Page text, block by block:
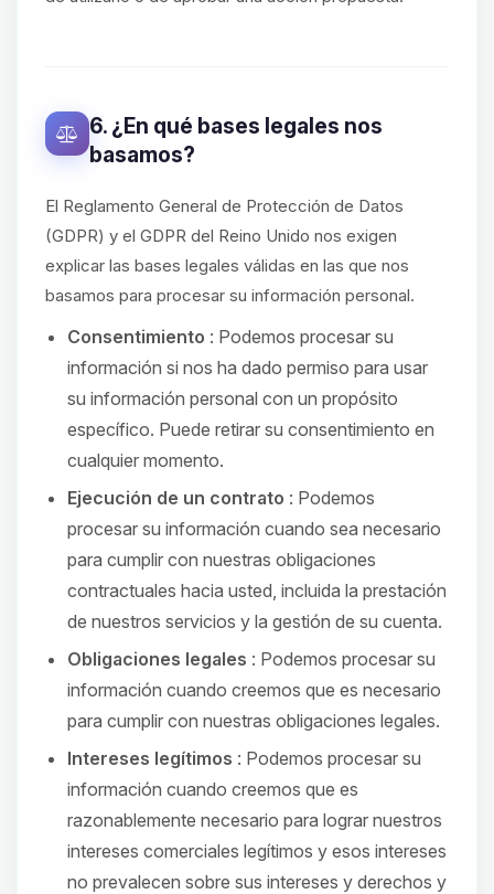
6. ¿En qué bases legales nos
basamos?
El Reglamento General de Protección de Datos
(GDPR) y el GDPR del Reino Unido nos exigen
explicar las bases legales válidas en las que nos
basamos para procesar su información personal.
Consentimiento : Podemos procesar su
información si nos ha dado permiso para usar
su información personal con un propósito
específico. Puede retirar su consentimiento en
cualquier momento.
Ejecución de un contrato : Podemos
procesar su información cuando sea necesario
para cumplir con nuestras obligaciones
contractuales hacia usted, incluida la prestación
de nuestros servicios y la gestión de su cuenta.
Obligaciones legales : Podemos procesar su
información cuando creemos que es necesario
para cumplir con nuestras obligaciones legales.
Intereses legítimos : Podemos procesar su
información cuando creemos que es
razonablemente necesario para lograr nuestros
intereses comerciales legítimos y esos intereses
no prevalecen sobre sus intereses y derechos y